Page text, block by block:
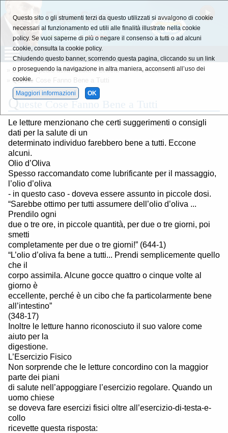
L'Enciclopedia della Salute » Lettera - F - »Lettera - F -
» Queste Cose Fanno Bene a Tutti
Queste Cose Fanno Bene a Tutti
Le letture menzionano che certi suggerimenti o consigli
dati per la salute di un
determinato individuo farebbero bene a tutti. Eccone
alcuni.
Olio d’Oliva
Spesso raccomandato come lubrificante per il massaggio,
l’olio d’oliva
- in questo caso - doveva essere assunto in piccole dosi.
“Sarebbe ottimo per tutti assumere dell’olio d’oliva ...
Prendilo ogni
due o tre ore, in piccole quantità, per due o tre giorni, poi
smetti
completamente per due o tre giorni!” (644-1)
“L’olio d’oliva fa bene a tutti... Prendi semplicemente quello
che il
corpo assimila. Alcune gocce quattro o cinque volte al
giorno è
eccellente, perché è un cibo che fa particolarmente bene
all’intestino”
(348-17)
Inoltre le letture hanno riconosciuto il suo valore come
aiuto per la
digestione.
L’Esercizio Fisico
Non sorprende che le letture concordino con la maggior
parte dei piani
di salute nell’appoggiare l’esercizio regolare. Quando un
uomo chiese
se doveva fare esercizi fisici oltre all’esercizio-di-testa-e-
collo
ricevette questa risposta:
Questo sito o gli strumenti terzi da questo utilizzati si avvalgono di cookie
necessari al funzionamento ed utili alle finalità illustrate nella cookie
policy. Se vuoi saperne di più o negare il consenso a tutti o ad alcuni
cookie, consulta la cookie policy.
Chiudendo questo banner, scorrendo questa pagina, cliccando su un link
o proseguendo la navigazione in altra maniera, acconsenti all’uso dei
cookie.
Maggiori informazioni
OK